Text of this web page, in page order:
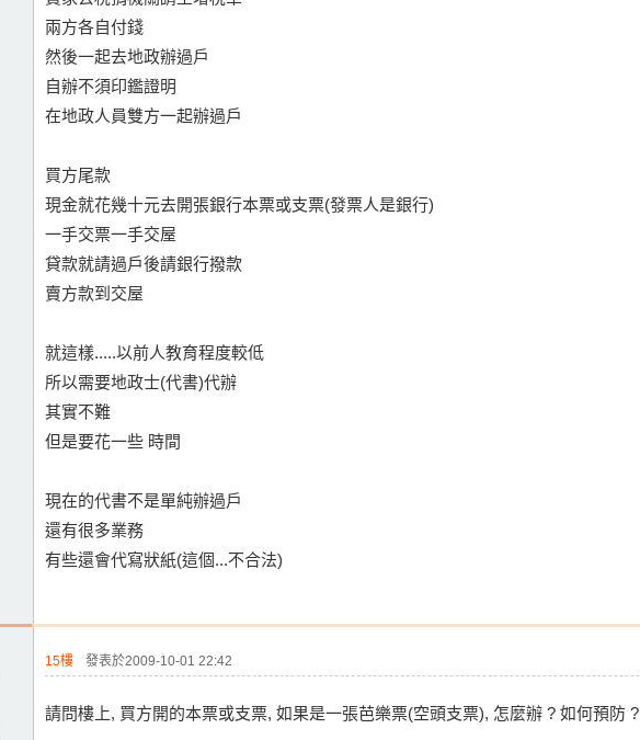
兩方各自付錢
然後一起去地政辦過戶
自辦不須印鑑證明
在地政人員雙方一起辦過戶
買方尾款
現金就花幾十元去開張銀行本票或支票(發票人是銀行)
一手交票一手交屋
貸款就請過戶後請銀行撥款
賣方款到交屋
就這樣.....以前人教育程度較低
所以需要地政士(代書)代辦
其實不難
但是要花一些 時間
現在的代書不是單純辦過戶
還有很多業務
有些還會代寫狀紙(這個...不合法)
15樓 發表於2009-10-01 22:42
請問樓上, 買方開的本票或支票, 如果是一張芭樂票(空頭支票), 怎麼辦 ? 如何預防 ?